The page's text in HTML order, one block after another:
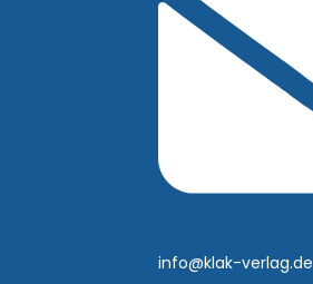
info@klak-verlag.de